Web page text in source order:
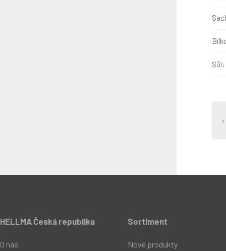
Sůl:
HELLMA Česká republika
O nás
Sortiment
Nové produkty